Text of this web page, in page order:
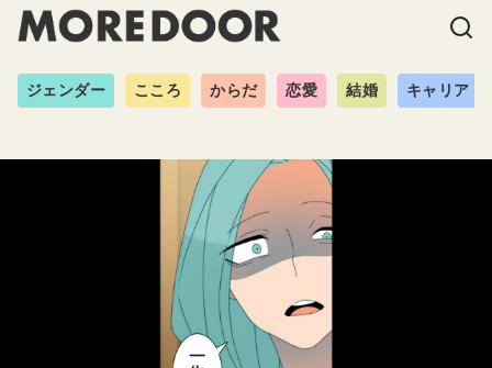
ジェンダー こころ からだ 恋愛 結婚 キャリア